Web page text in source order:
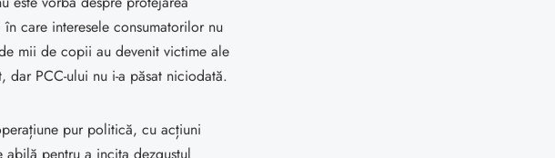
care interesele consumatorilor nu
mii de copii au devenit victime ale
PCC-ului nu i-a păsat niciodată.
pur politică, cu acțiuni
pentru a incita dezgustul